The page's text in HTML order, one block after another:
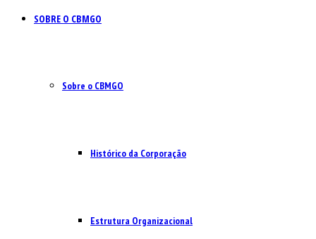
SOBRE O CBMGO
Sobre o CBMGO
Histórico da Corporação
Estrutura Organizacional